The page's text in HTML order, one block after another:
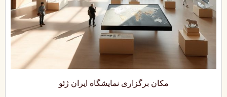
مکان برگزاری نمایشگاه ایران ژئو